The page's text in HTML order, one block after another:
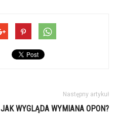
Następny artykuł
JAK WYGLĄDA WYMIANA OPON?